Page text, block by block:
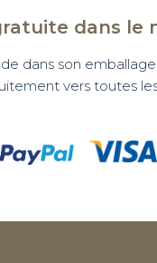
dans le
dans son emballage
vers toutes